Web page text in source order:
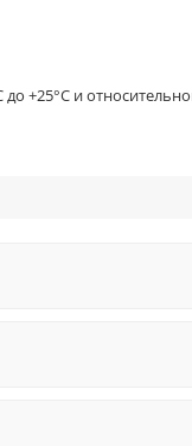
+25°C и